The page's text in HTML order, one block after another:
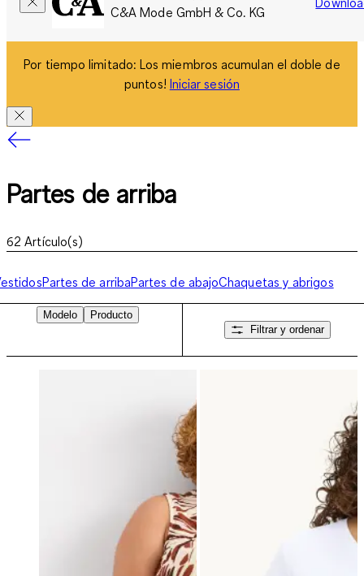
C&A Mode GmbH & Co. KG
Por tiempo limitado: Los miembros acumulan el doble de
puntos! Iniciar sesión
Partes de arriba
62 Artículo(s)
Partes de arribaPartes de abajoChaquetas y abrigos
Modelo
Producto
Filtrar y ordenar